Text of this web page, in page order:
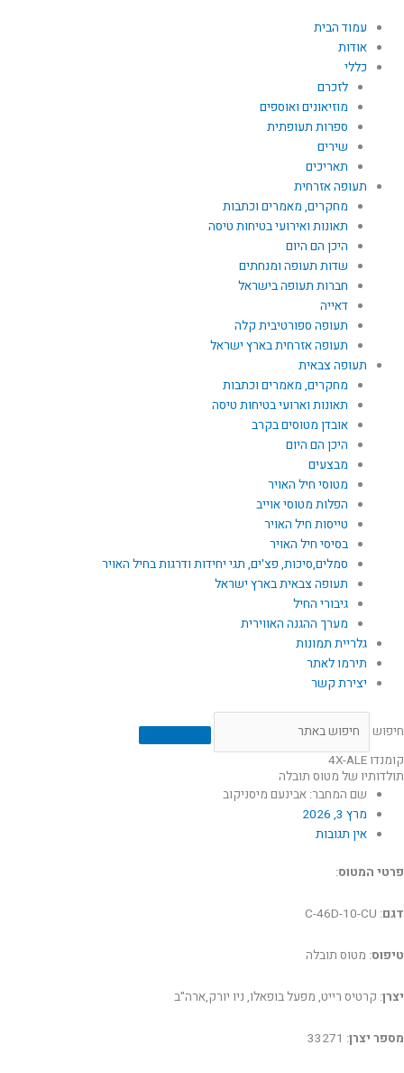
עמוד הבית
אודות
כללי
לזכרם
מוזיאונים ואוספים
ספרות תעופתית
שירים
תאריכים
תעופה אזרחית
מחקרים, מאמרים וכתבות
תאונות ואירועי בטיחות טיסה
היכן הם היום
שדות תעופה ומנחתים
חברות תעופה בישראל
דאייה
תעופה ספורטיבית קלה
תעופה אזרחית בארץ ישראל
תעופה צבאית
מחקרים, מאמרים וכתבות
תאונות וארועי בטיחות טיסה
אובדן מטוסים בקרב
היכן הם היום
מבצעים
מטוסי חיל האויר
הפלות מטוסי אוייב
טייסות חיל האויר
בסיסי חיל האויר
סמלים,סיכות, פצ'ים, תגי יחידות ודרגות בחיל האויר
תעופה צבאית בארץ ישראל
גיבורי החיל
מערך ההגנה האווירית
גלריית תמונות
תירמו לאתר
יצירת קשר
חיפוש
קומנדו 4X-ALE
תולדותיו של מטוס תובלה
שם המחבר: אבינעם מיסניקוב
מרץ 3, 2026
אין תגובות
פרטי המטוס:
דגם: C-46D-10-CU
טיפוס: מטוס תובלה
יצרן: קרטיס רייט, מפעל בופאלו, ניו יורק,ארה"ב
מספר יצרן: 33271